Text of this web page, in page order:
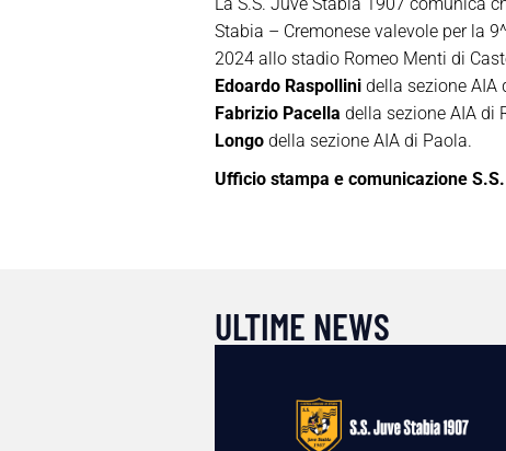
Stabia – Cremonese valevole per la
2024 allo stadio Romeo Menti di
Edoardo Raspollinidella sezione AIA
Fabrizio Pacella della sezione AIA di
Longodella sezione AIA di Paola.
Ufficio stampa e comunicazione
ULTIME NEWS